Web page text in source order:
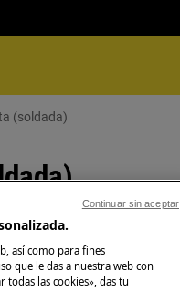
(soldada)
así como para fines
que le das a nuestra web con
todas las cookies», das tu
Continuar sin aceptar